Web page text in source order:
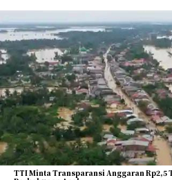
TTI Minta Transparansi Anggaran